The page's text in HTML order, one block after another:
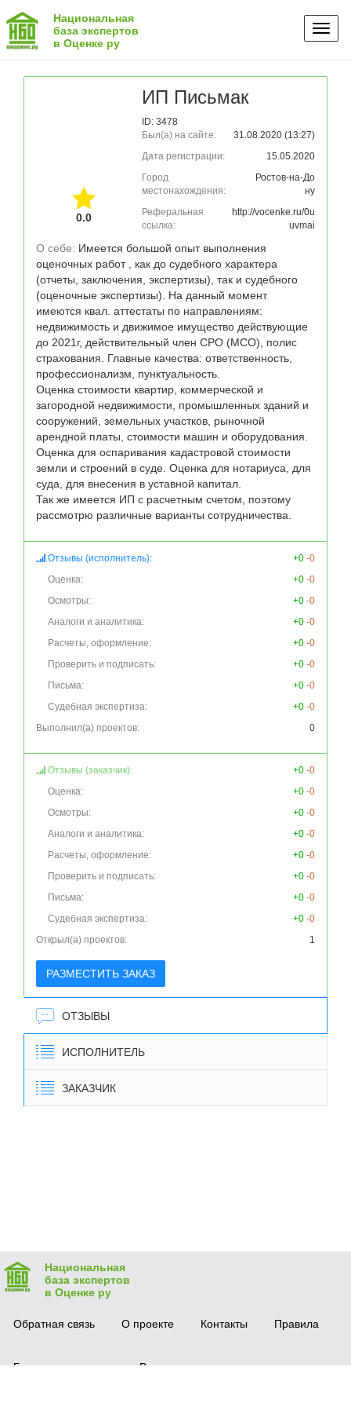
Национальная
база экспертов
в Оценке ру
0.0
ИП Письмак
ID: 3478
Был(а) на сайте:
31.08.2020 (13:27)
Дата регистрации:
15.05.2020
Город
местонахождения:
Ростов-на-До
ну
Реферальная
ссылка:
http://vocenke.ru/0u
uvmai
О себе: Имеется большой опыт выполнения
оценочных работ , как до судебного характера
(отчеты, заключения, экспертизы), так и судебного
(оценочные экспертизы). На данный момент
имеются квал. аттестаты по направлениям:
недвижимость и движимое имущество действующие
до 2021г, действительный член СРО (МСО), полис
страхования. Главные качества: ответственность,
профессионализм, пунктуальность.
Оценка стоимости квартир, коммерческой и
загородной недвижимости, промышленных зданий и
сооружений, земельных участков, рыночной
арендной платы, стоимости машин и оборудования.
Оценка для оспаривания кадастровой стоимости
земли и строений в суде. Оценка для нотариуса, для
суда, для внесения в уставной капитал.
Так же имеется ИП с расчетным счетом, поэтому
рассмотрю различные варианты сотрудничества.
Отзывы (исполнитель): +0 -0
Оценка:
+0 -0
Осмотры:
+0 -0
Аналоги и аналитика:
+0 -0
Расчеты, оформление:
+0 -0
Проверить и подписать:
+0 -0
Письма:
+0 -0
Судебная экспертиза:
+0 -0
Выполнил(а) проектов:
0
Отзывы (заказчик): +0 -0
Оценка:
+0 -0
Осмотры:
+0 -0
Аналоги и аналитика:
+0 -0
Расчеты, оформление:
+0 -0
Проверить и подписать:
+0 -0
Письма:
+0 -0
Судебная экспертиза:
+0 -0
Открыл(а) проектов:
1
РАЗМЕСТИТЬ ЗАКАЗ
ОТЗЫВЫ
ИСПОЛНИТЕЛЬ
ЗАКАЗЧИК
Национальная
база экспертов
в Оценке ру
Обратная связь О проекте Контакты Правила
Безопасная сделка Вопрос-ответ